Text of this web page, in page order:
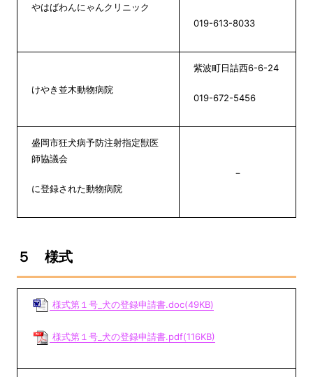
やはばわんにゃんクリニック
019-613-8033
けやき並木動物病院
紫波町日詰西6-6-24
019-672-5456
盛岡市狂犬病予防注射指定獣医
師協議会
に登録された動物病院
－
５ 様式
様式第１号_犬の登録申請書.doc(49KB)
様式第１号_犬の登録申請書.pdf(116KB)